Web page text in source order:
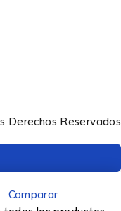
Derechos Reservados
Comparar